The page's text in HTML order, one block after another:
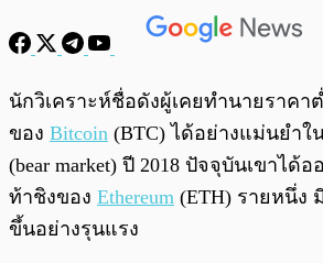
พร้อมเล่น
นักวิเคราะห์ชื่อดังผู้เคยทำนายราคา
ของ Bitcoin (BTC) ได้อย่างแม่นยำใ
(bear market) ปี 2018 ปัจจุบันเขาได้
ท้าชิงของ Ethereum (ETH) รายหนึ่ง
ขึ้นอย่างรุนแรง